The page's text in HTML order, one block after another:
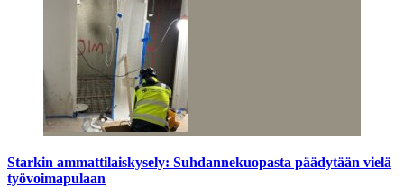
Starkin ammattilaiskysely: Suhdannekuopasta päädytään vielä
työvoimapulaan